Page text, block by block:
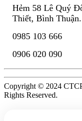
Hẻm 58 Lê Quý
Thiết, Bình Thuận.
0985 103 666
0906 020 090
Copyright © 2024
Rights Reserved.